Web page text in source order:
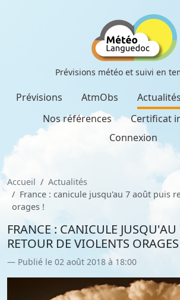
Prévisions météo et suivi en
Prévisions AtmObs Actualités
Nos références
Certificat
Connexion
Accueil
Actualités
France : canicule jusqu'au 7 août puis
orages !
FRANCE : CANICULE
RETOUR DE VIOLENTS
Publié le 02 août 2018 à 18:00